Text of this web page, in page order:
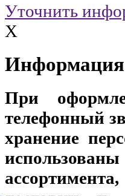
Уточнить
X
Информация
При
телефонный
хранение